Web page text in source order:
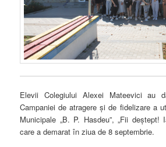
Elevii Colegiului Alexei Mateevici au
Campaniei de atragere și de fidelizare a
Municipale „B. P. Hasdeu”, „Fii deștept!
care a demarat în ziua de 8 septembrie.